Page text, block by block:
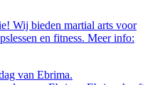
Wij bieden martial arts voor
en fitness. Meer info:
van Ebrima.